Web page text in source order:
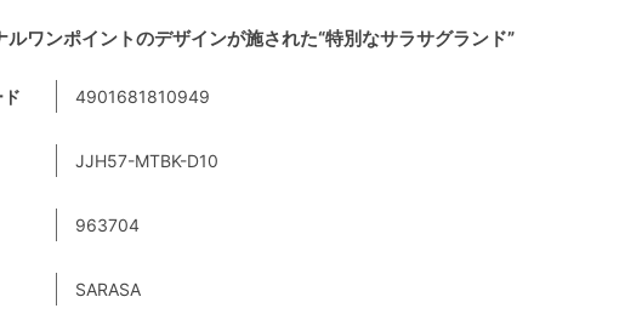
ルワンポイントのデザインが施された“特別なサラサグランド”
4901681810949
JJH57-MTBK-D10
963704
SARASA